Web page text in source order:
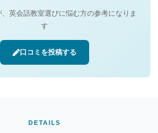
英会話教室選びに悩む方の参考になりま
す
口コミを投稿する
DETAILS